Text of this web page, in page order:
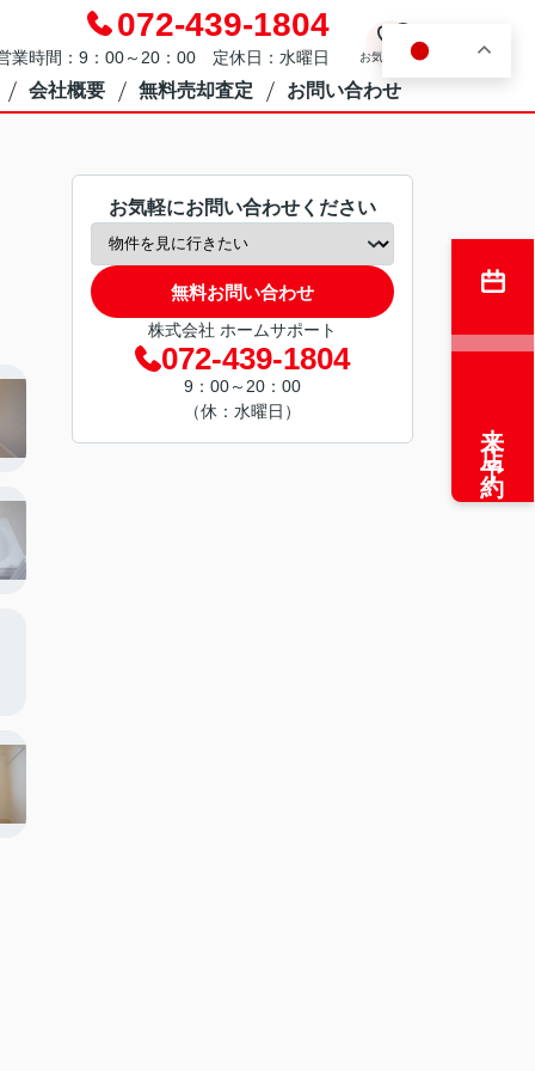
072-439-1804
業時間：9：00～20：00 定休日：水曜日 お気に入り
会社概要 無料売却査定 お問い合わせ
お気軽にお問い合わせください
無料お問い合わせ
株式会社 ホームサポート
072-439-1804
9：00～20：00
（休：水曜日）
来店予約